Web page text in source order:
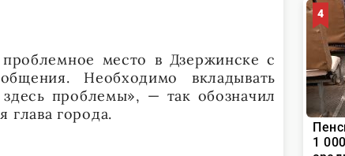
место в Дзержинске с
Необходимо вкладывать
проблемы», — так обозначил
глава города.